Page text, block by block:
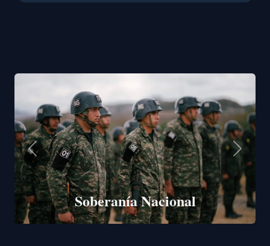
Soberanía Nacional
Anterior